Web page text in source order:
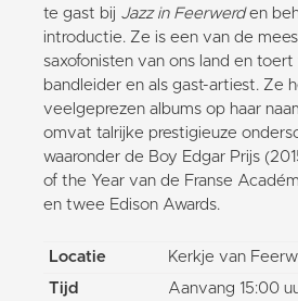
te gast bij Jazz in Feerwerden
introductie. Ze is een van de
saxofonisten van ons land en
bandleider en als gast-artiest. Ze
veelgeprezen albums op haar
omvat talrijke prestigieuze
waaronder de Boy Edgar Prijs
of the Year van de Franse
en twee Edison Awards.
Locatie
Kerkje van
Tijd
Aanvang 15:00